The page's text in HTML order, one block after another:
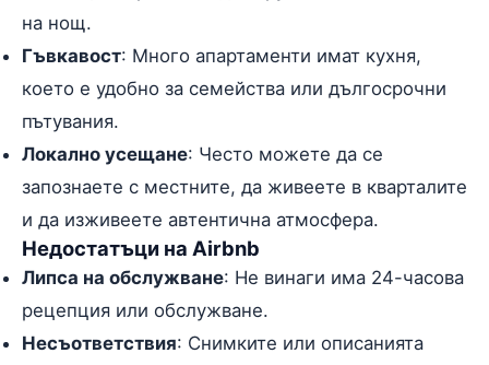
на нощ.
Гъвкавост: Много апартаменти имат кухня,
което е удобно за семейства или дългосрочни
пътувания.
Локално усещане: Често можете да се
запознаете с местните, да живеете в кварталите
и да изживеете автентична атмосфера.
Недостатъци на Airbnb
Липса на обслужване: Не винаги има 24-часова
рецепция или обслужване.
Несъответствия: Снимките или описанията